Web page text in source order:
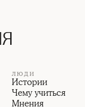
ЛЮДИ
Истории
Чему учиться
Мнения